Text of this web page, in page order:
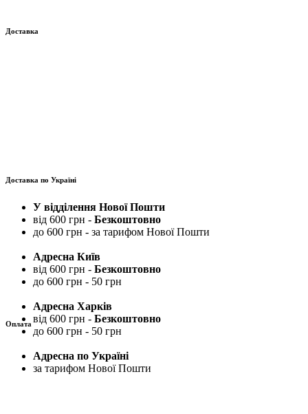
Доставка
Доставка по Україні
У відділення Нової Пошти
від 600 грн - Безкоштовно
до 600 грн - за тарифом Нової Пошти
Адресна Київ
від 600 грн - Безкоштовно
до 600 грн - 50 грн
Адресна Харків
від 600 грн - Безкоштовно
до 600 грн - 50 грн
Адресна по Україні
за тарифом Нової Пошти
Оплата